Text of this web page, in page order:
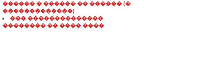
������ � ������ �� ������ (�
�������������)
��� ��������������
�������� �� ���� ����